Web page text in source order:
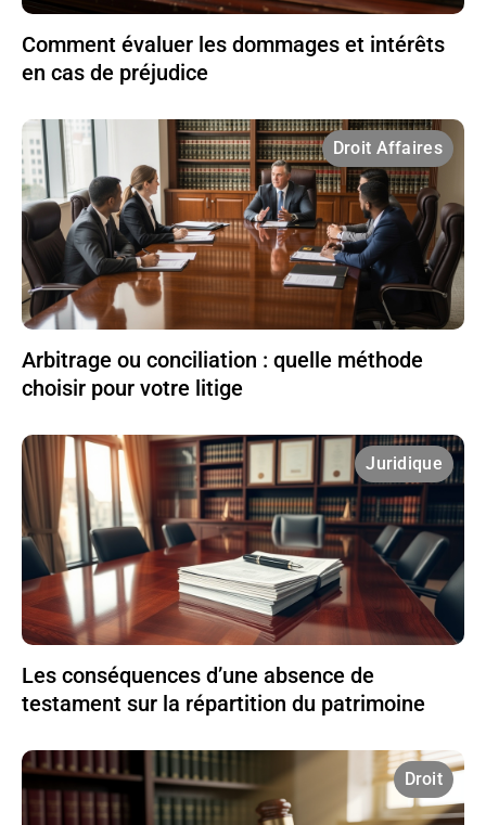
Comment évaluer les dommages et intérêts
en cas de préjudice
Droit Affaires
Arbitrage ou conciliation : quelle méthode
choisir pour votre litige
Juridique
Les conséquences d’une absence de
testament sur la répartition du patrimoine
Droit